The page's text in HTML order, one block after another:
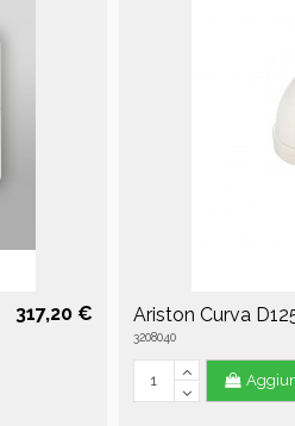
317,20 € Ariston Curva
3208040